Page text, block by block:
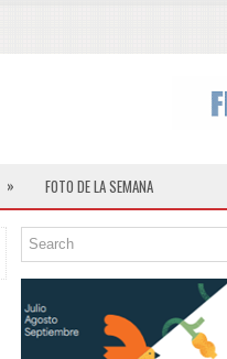
» FOTO DE LA SEMANA